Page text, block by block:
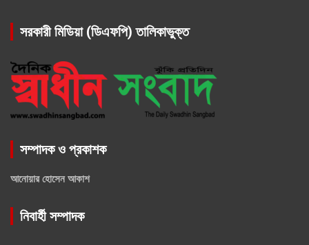
সরকারী মিডিয়া (ডিএফপি) তালিকাভুক্ত
সম্পাদক ও প্রকাশক
আনোয়ার হোসেন আকাশ
নিবার্হী সম্পাদক